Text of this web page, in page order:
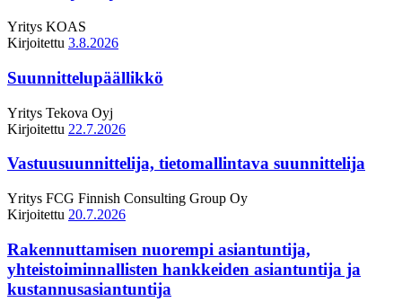
Yritys KOAS
Kirjoitettu 3.8.2026
Suunnittelupäällikkö
Yritys Tekova Oyj
Kirjoitettu 22.7.2026
Vastuusuunnittelija, tietomallintava suunnittelija
Yritys FCG Finnish Consulting Group Oy
Kirjoitettu 20.7.2026
Rakennuttamisen nuorempi asiantuntija,
yhteistoiminnallisten hankkeiden asiantuntija ja
kustannusasiantuntija